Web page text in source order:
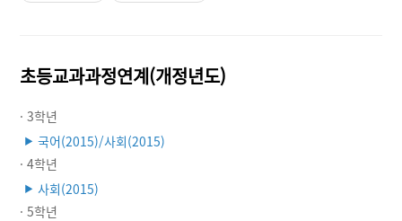
초등교과과정연계(개정년도)
· 3학년
▶ 국어(2015)/사회(2015)
· 4학년
▶ 사회(2015)
· 5학년